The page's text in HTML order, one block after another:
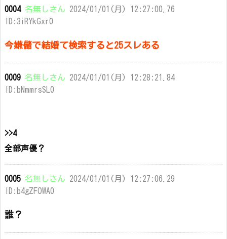
0004 名無しさん 2024/01/01(月) 12:27:00.76
ID:3iRYkGxr0
今嫌儲で結婚て検索すると25スレある
0009 名無しさん 2024/01/01(月) 12:28:21.84
ID:bNmmrsSL0
>>4
全部声優？
0005 名無しさん 2024/01/01(月) 12:27:06.29
ID:b4gZFOWA0
誰？